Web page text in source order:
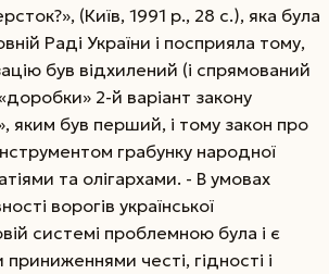
(Київ, 1991 р., 28 с.), яка була
Раді України і посприяла тому,
був відхилений (і спрямований
2-й варіант закону
яким був перший, і тому закон про
грабунку народної
та олігархами. - В умовах
ворогів української
системі проблемною була і є
честі, гідності і